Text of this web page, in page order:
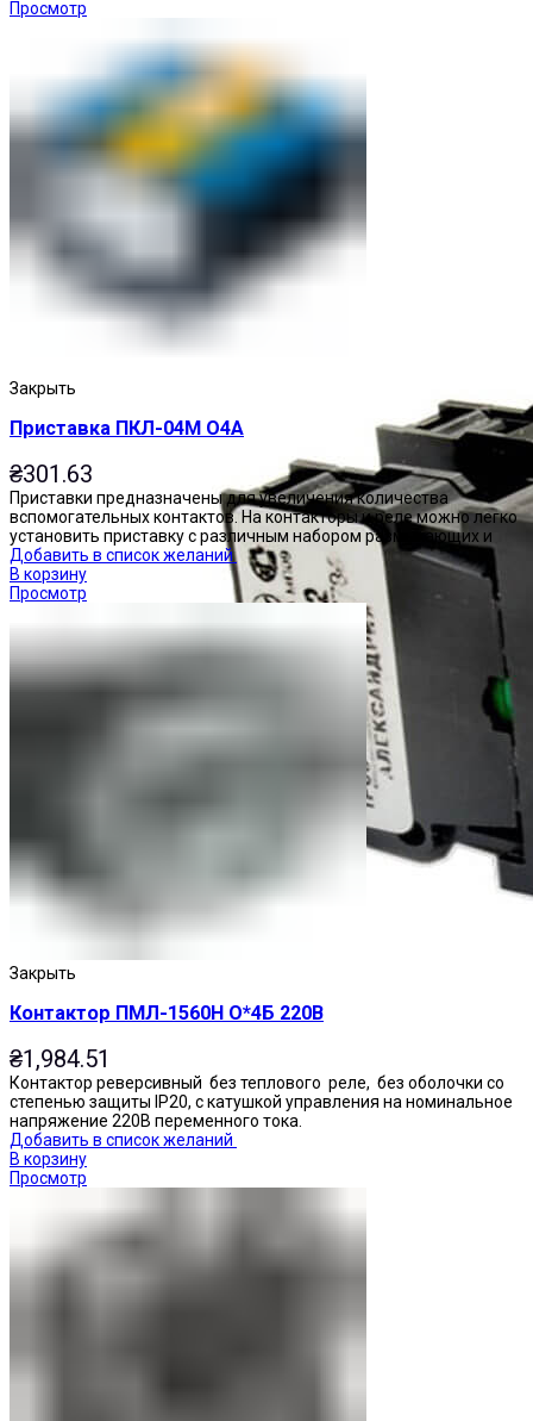
Кнопки нажимные
Просмотр
Закрыть
Приставка ПКЛ-04М О4А
₴301.63
Приставки предназначены для увеличения количества
вспомогательных контактов. На контакторы и реле можно легко
установить приставку с различным набором размыкающих и
Добавить в список желаний
В корзину
Просмотр
Закрыть
Контактор ПМЛ-1560Н О*4Б 220В
₴1,984.51
Контактор реверсивный без теплового реле, без оболочки со
степенью защиты IP20, с катушкой управления на номинальное
напряжение 220В переменного тока.
Добавить в список желаний
В корзину
Просмотр